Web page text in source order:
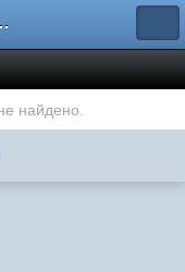
магазинов
найдено.